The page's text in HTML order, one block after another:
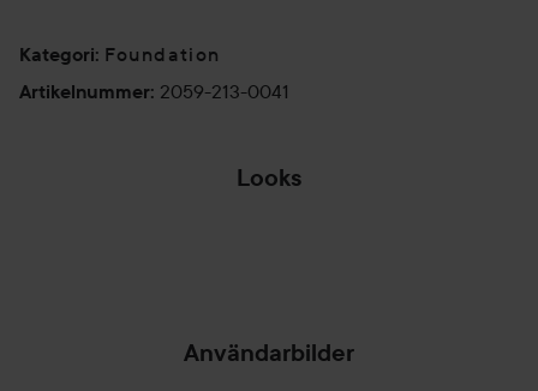
Kategori: Foundation
Artikelnummer: 2059-213-0041
Looks
Användarbilder